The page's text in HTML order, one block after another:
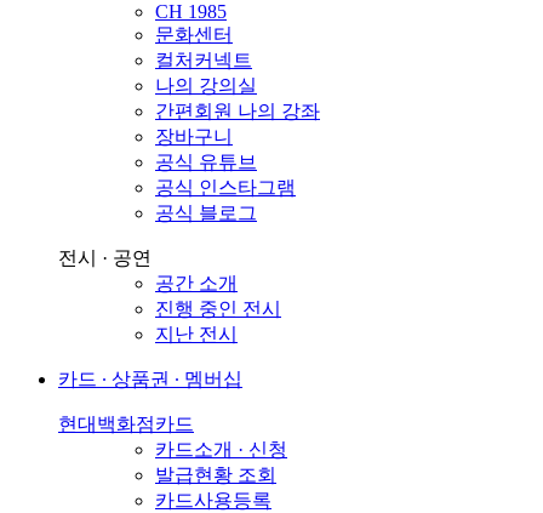
CH 1985
문화센터
컬처커넥트
나의 강의실
간편회원 나의 강좌
장바구니
공식 유튜브
공식 인스타그램
공식 블로그
전시 · 공연
공간 소개
진행 중인 전시
지난 전시
카드 ∙ 상품권 ∙ 멤버십
현대백화점카드
카드소개 · 신청
발급현황 조회
카드사용등록